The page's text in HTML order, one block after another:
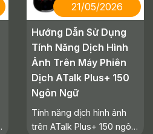
21/05/2026
Hướng Dẫn Sử Dụng
Tính Năng Dịch Hình
Ảnh Trên Máy Phiên
Dịch ATalk Plus+ 150
Ngôn Ngữ
Tính năng dịch hình ảnh
trên ATalk Plus+ 150 ngôn